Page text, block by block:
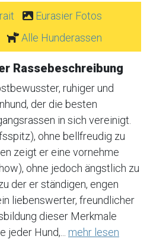
Eurasier Fotos
Alle Hunderassen
Rassebeschreibung
ruhiger und
der die besten
in sich vereinigt.
ohne bellfreudig zu
zeigt er eine vornehme
ohne jedoch ängstlich zu
der er ständigen, engen
liebenswerter, freundlicher
dieser Merkmale
jeder Hund,... mehr lesen